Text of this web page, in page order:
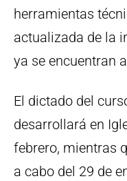
herramientas
actualizada de la
ya se encuentran
El dictado del
desarrollará en
febrero, mientras
a cabo del 29 de